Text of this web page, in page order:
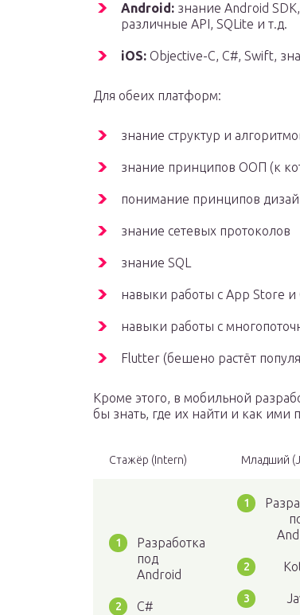
Android: знание Android
различные API, SQLite и т.д.
iOS: Objective-C, С#, Swift,
Для обеих платформ:
знание структур и
знание принципов ООП (к
понимание принципов
знание сетевых протоколов
знание SQL
навыки работы с App Store и
навыки работы с
Flutter (бешено растёт
Кроме этого, в мобильной
бы знать, где их найти и как ими
Стажёр (Intern) Младший
Разработка
под
Android
C#